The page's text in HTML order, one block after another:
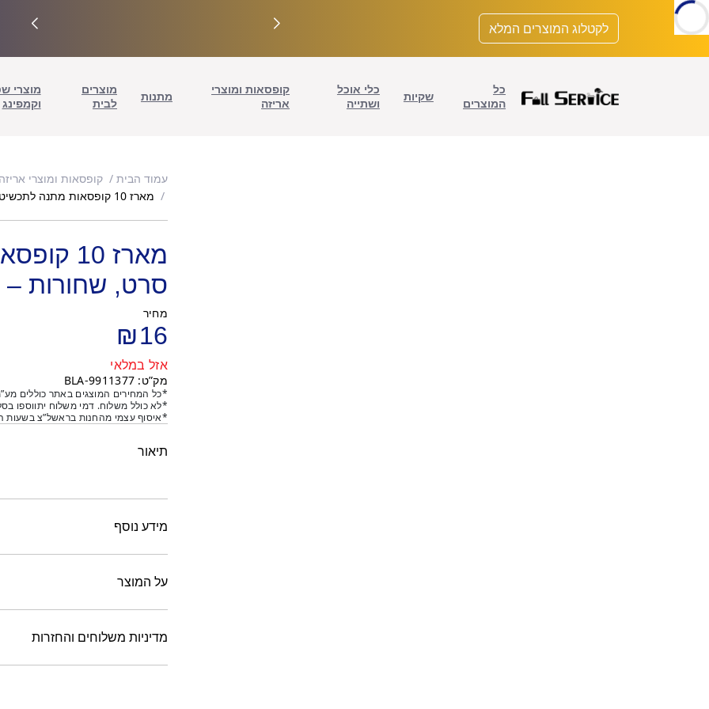
לתוכן
לקטלוג המוצרים המלא
כל
המוצרים
שקיות
כלי אוכל
ושתייה
קופסאות ומוצרי
אריזה
מתנות
מוצרים
לבית
מוצרי
וקמפינג
עמוד הבית קופסאות ומוצרי אריזה
מארז 10 קופסאות מתנה לתכשיטים עם סרט, שחורות – 5/5/3 ס"מ
מארז
סרט, שחורות – 5/5/3 ס"מ
מחיר
₪16
אזל במלאי
מק”ט: 9911377-BLA
*כל המחירים המוצגים באתר כוללים
*לא כולל משלוח. דמי משלוח יתווספו
*איסוף עצמי מהחנות בראשל”צ בשעות
תיאור
מידע נוסף
על המוצר
מדיניות משלוחים והחזרות